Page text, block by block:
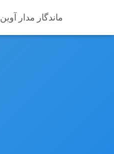
ماندگار مدار آوین